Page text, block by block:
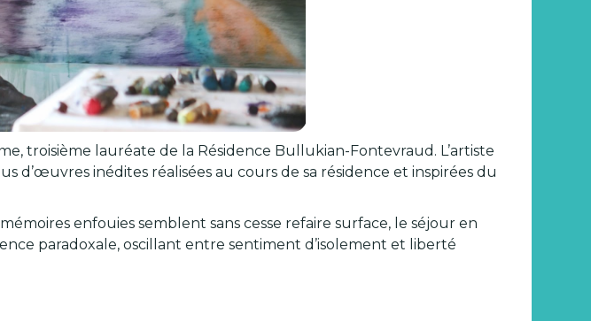
troisième lauréate de la Résidence Bullukian-Fontevraud. L’artiste
d’œuvres inédites réalisées au cours de sa résidence et inspirées du
enfouies semblent sans cesse refaire surface, le séjour en
paradoxale, oscillant entre sentiment d’isolement et liberté